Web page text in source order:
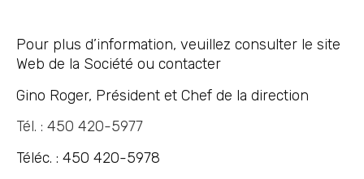
Pour plus d’information, veuillez consulter le site
Web de la Société ou contacter
Gino Roger, Président et Chef de la direction
Tél. : 450 420-5977
Téléc. : 450 420-5978